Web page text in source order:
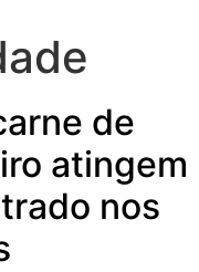
de
atingem
nos